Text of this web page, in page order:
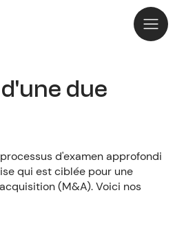
due
d'examen approfondi
qui est ciblée pour une
(M&A). Voici nos